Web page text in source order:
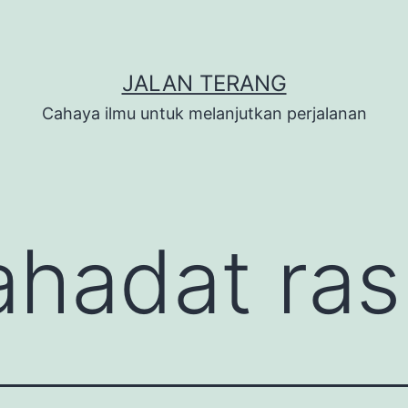
JALAN TERANG
Cahaya ilmu untuk melanjutkan perjalanan